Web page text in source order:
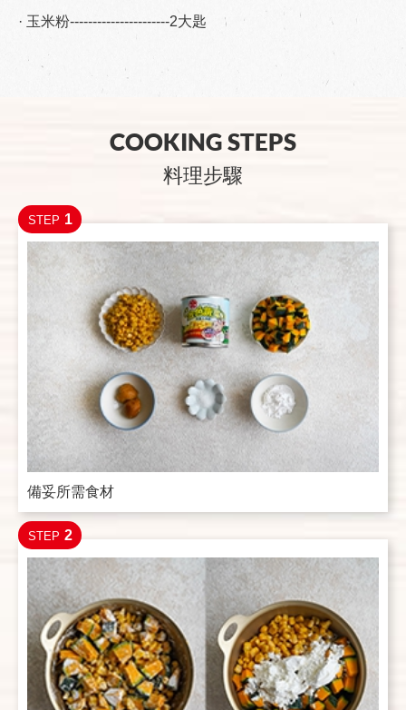
· 玉米粉----------------------2大匙
COOKING STEPS
料理步驟
STEP 1
備妥所需食材
STEP 2